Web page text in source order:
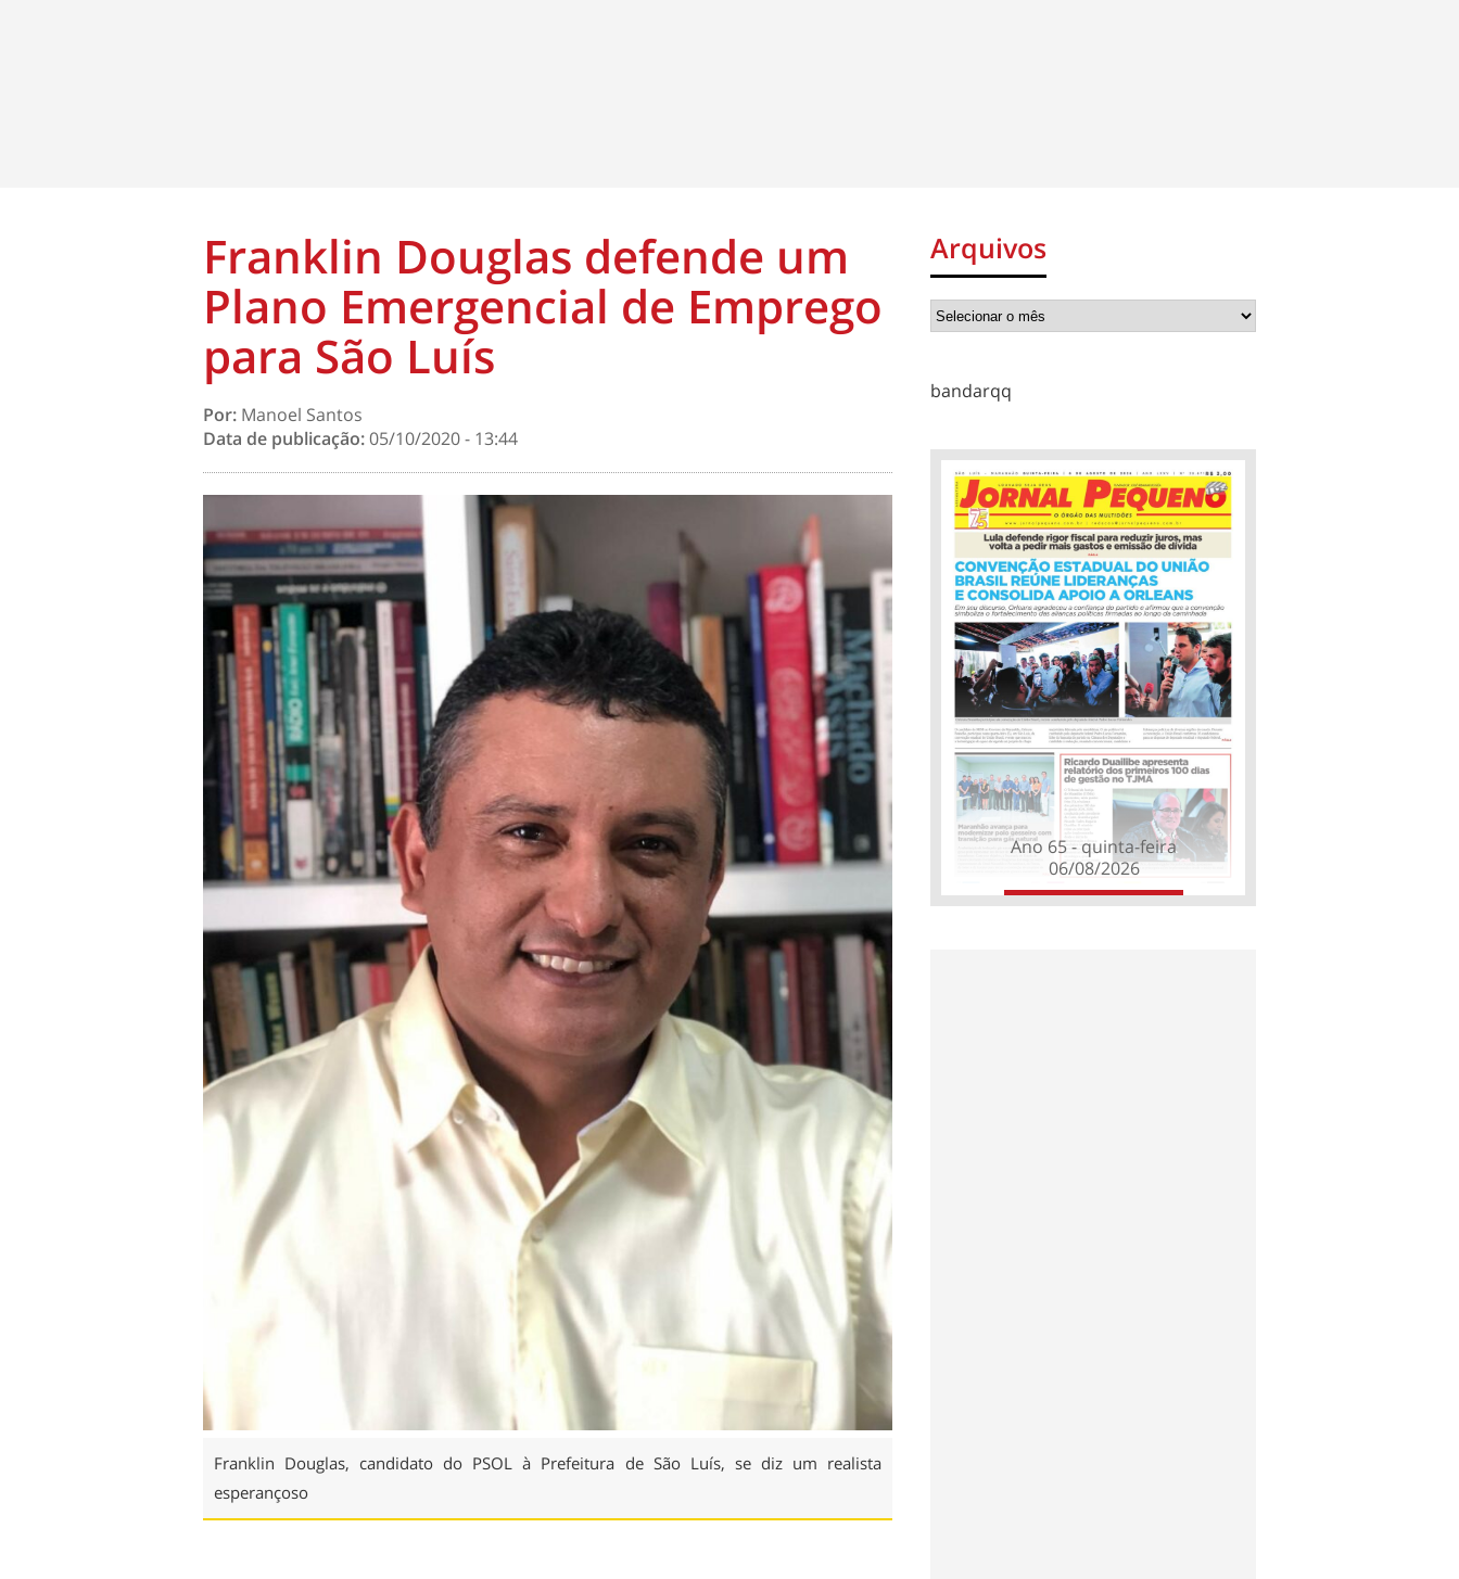
Franklin Douglas defende um
Plano Emergencial de Emprego
para São Luís
Por: Manoel Santos
Data de publicação:05/10/2020 - 13:44
Franklin Douglas, candidato do PSOL à Prefeitura de São Luís, se diz um realista
esperançoso
Arquivos
bandarqq
Ano 65 - quinta-feira
06/08/2026